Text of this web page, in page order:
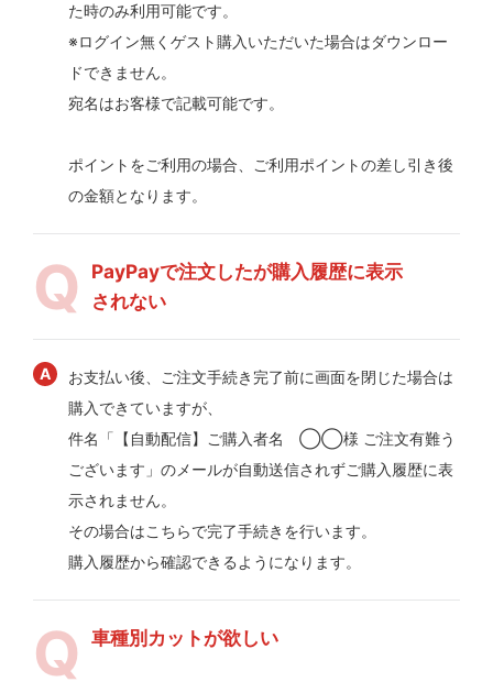
た時のみ利用可能です。
※ログイン無くゲスト購入いただいた場合はダウンロー
ドできません。
宛名はお客様で記載可能です。
ポイントをご利用の場合、ご利用ポイントの差し引き後
の金額となります。
PayPayで注文したが購入履歴に表示
されない
お支払い後、ご注文手続き完了前に画面を閉じた場合は
購入できていますが、
件名「【自動配信】ご購入者名 ◯◯様 ご注文有難う
ございます」のメールが自動送信されずご購入履歴に表
示されません。
その場合はこちらで完了手続きを行います。
購入履歴から確認できるようになります。
車種別カットが欲しい